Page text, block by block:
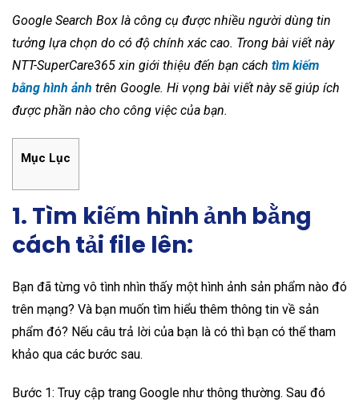
Google Search Box là công cụ được nhiều người dùng tin
tưởng lựa chọn do có độ chính xác cao. Trong bài viết này
NTT-SuperCare365 xin giới thiệu đến bạn cách tìm kiếm
bằng hình ảnh trên Google. Hi vọng bài viết này sẽ giúp ích
được phần nào cho công việc của bạn.
Mục Lục
1. Tìm kiếm hình ảnh bằng
cách tải file lên:
Bạn đã từng vô tình nhìn thấy một hình ảnh sản phẩm nào đó
trên mạng? Và bạn muốn tìm hiểu thêm thông tin về sản
phẩm đó? Nếu câu trả lời của bạn là có thì bạn có thể tham
khảo qua các bước sau.
Bước 1: Truy cập trang Google như thông thường. Sau đó